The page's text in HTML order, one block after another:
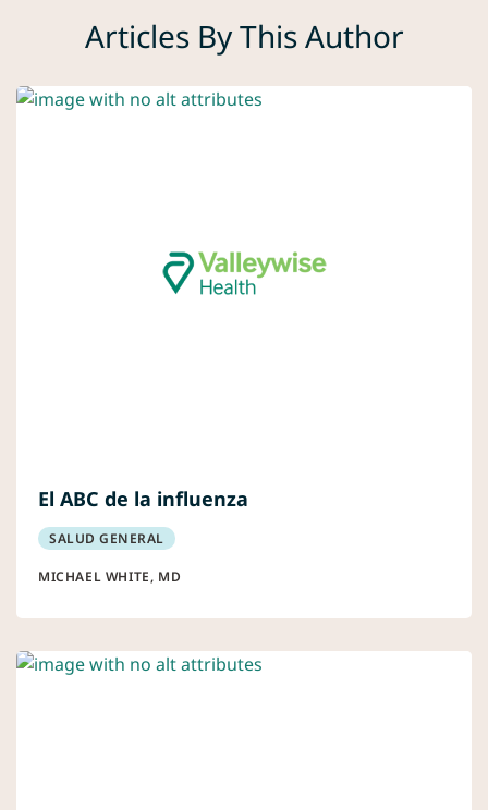
Articles By This Author
El ABC de la influenza
SALUD GENERAL
MICHAEL WHITE, MD